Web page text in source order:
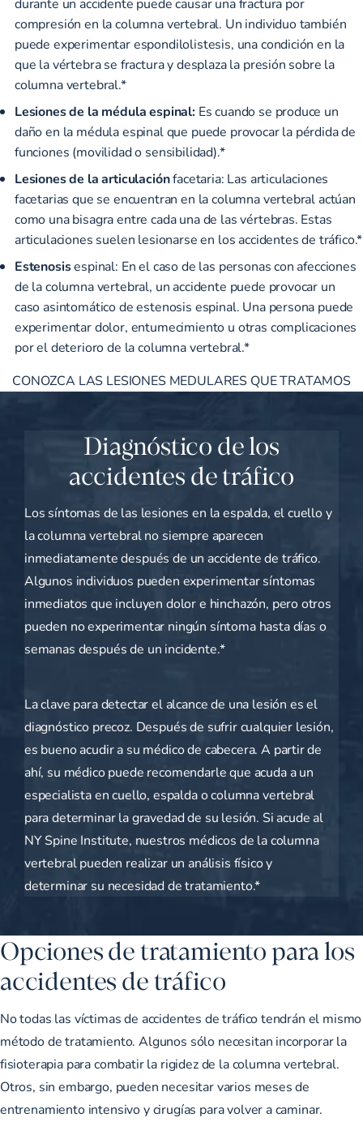
compresión en la columna vertebral. Un individuo también
puede experimentar espondilolistesis, una condición en la
que la vértebra se fractura y desplaza la presión sobre la
columna vertebral.*
Lesiones de la médula espinal:Es cuando se produce un
daño en la médula espinal que puede provocar la pérdida de
funciones (movilidad o sensibilidad).*
Lesiones de la articulaciónfacetaria: Las articulaciones
facetarias que se encuentran en la columna vertebral actúan
como una bisagra entre cada una de las vértebras. Estas
articulaciones suelen lesionarse en los accidentes de tráfico.*
Estenosisespinal: En el caso de las personas con afecciones
de la columna vertebral, un accidente puede provocar un
caso asintomático de estenosis espinal. Una persona puede
experimentar dolor, entumecimiento u otras complicaciones
por el deterioro de la columna vertebral.*
CONOZCA LAS LESIONES MEDULARES QUE TRATAMOS
Diagnóstico de los
accidentes de tráfico
Los síntomas de las lesiones en la espalda, el cuello y
la columna vertebral no siempre aparecen
inmediatamente después de un accidente de tráfico.
Algunos individuos pueden experimentar síntomas
inmediatos que incluyen dolor e hinchazón, pero otros
pueden no experimentar ningún síntoma hasta días o
semanas después de un incidente.*
La clave para detectar el alcance de una lesión es el
diagnóstico precoz. Después de sufrir cualquier lesión,
es bueno acudir a su médico de cabecera. A partir de
ahí, su médico puede recomendarle que acuda a un
especialista en cuello, espalda o columna vertebral
para determinar la gravedad de su lesión. Si acude al
NY Spine Institute, nuestros médicos de la columna
vertebral pueden realizar un análisis físico y
determinar su necesidad de tratamiento.*
Opciones de tratamiento para los
accidentes de tráfico
No todas las víctimas de accidentes de tráfico tendrán el mismo
método de tratamiento. Algunos sólo necesitan incorporar la
fisioterapia para combatir la rigidez de la columna vertebral.
Otros, sin embargo, pueden necesitar varios meses de
entrenamiento intensivo y cirugías para volver a caminar.